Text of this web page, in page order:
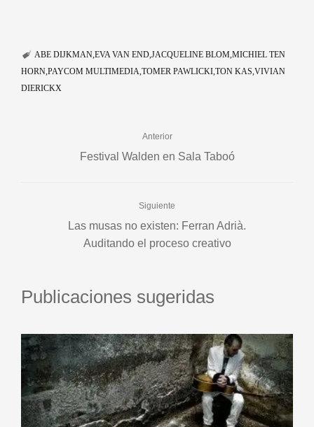
ABE DIJKMAN EVA VAN END JACQUELINE BLOM MICHIEL TEN
HORN PAYCOM MULTIMEDIA TOMER PAWLICKI TON KAS VIVIAN
DIERICKX
Anterior
Festival Walden en Sala Taboó
Siguiente
Las musas no existen: Ferran Adrià.
Auditando el proceso creativo
Publicaciones sugeridas